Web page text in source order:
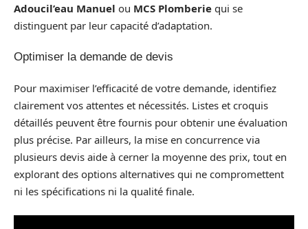
Adoucil’eau Manuel ou MCS Plomberie qui se
distinguent par leur capacité d’adaptation.
Optimiser la demande de devis
Pour maximiser l’efficacité de votre demande, identifiez
clairement vos attentes et nécessités. Listes et croquis
détaillés peuvent être fournis pour obtenir une évaluation
plus précise. Par ailleurs, la mise en concurrence via
plusieurs devis aide à cerner la moyenne des prix, tout en
explorant des options alternatives qui ne compromettent
ni les spécifications ni la qualité finale.